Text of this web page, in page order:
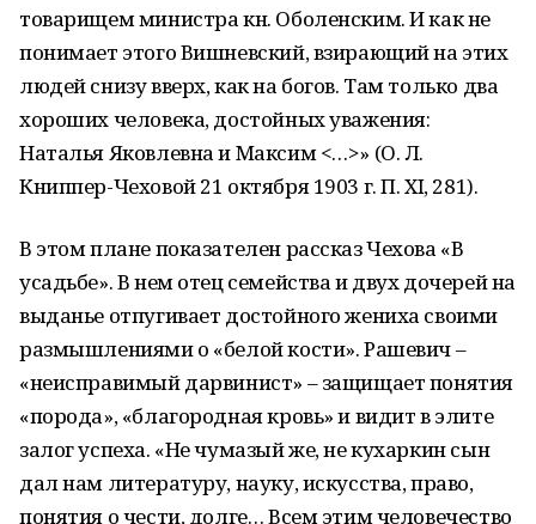
товарищем министра кн. Оболенским. И как не
понимает этого Вишневский, взирающий на этих
людей снизу вверх, как на богов. Там только два
хороших человека, достойных уважения:
Наталья Яковлевна и Максим <…>» (О. Л.
Книппер-Чеховой 21 октября 1903 г. П. XI, 281).
В этом плане показателен рассказ Чехова «В
усадьбе». В нем отец семейства и двух дочерей на
выданье отпугивает достойного жениха своими
размышлениями о «белой кости». Рашевич –
«неисправимый дарвинист» – защищает понятия
«порода», «благородная кровь» и видит в элите
залог успеха. «Не чумазый же, не кухаркин сын
дал нам литературу, науку, искусства, право,
понятия о чести, долге… Всем этим человечество